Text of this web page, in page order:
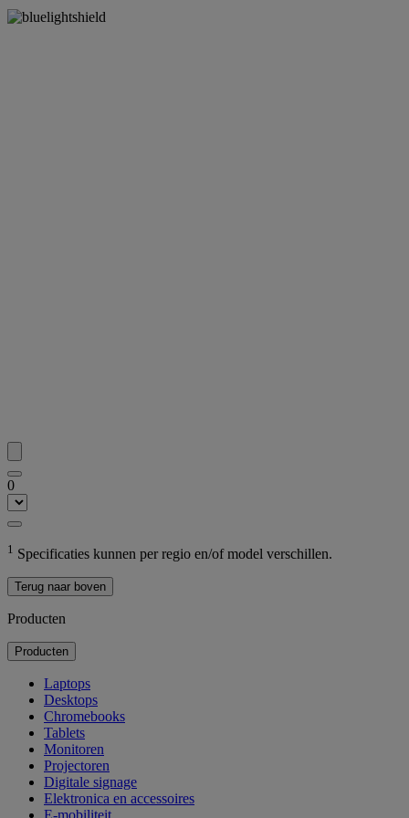
0
1 Specificaties kunnen per regio en/of model verschillen.
Terug naar boven
Producten
Producten
Laptops
Desktops
Chromebooks
Tablets
Monitoren
Projectoren
Digitale signage
Elektronica en accessoires
E-mobiliteit